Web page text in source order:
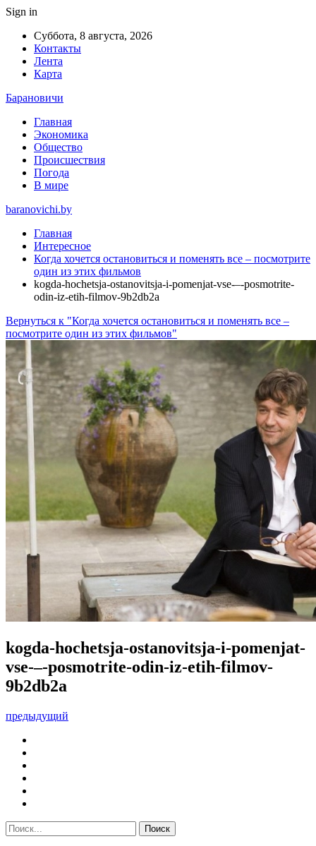
Sign in
Суббота, 8 августа, 2026
Контакты
Лента
Карта
Барановичи
Главная
Экономика
Общество
Происшествия
Погода
В мире
baranovichi.by
Главная
Интересное
Когда хочется остановиться и поменять все ‒ посмотрите
один из этих фильмов
kogda-hochetsja-ostanovitsja-i-pomenjat-vse-‒-posmotrite-
odin-iz-etih-filmov-9b2db2a
Вернуться к "Когда хочется остановиться и поменять все ‒
посмотрите один из этих фильмов"
kogda-hochetsja-ostanovitsja-i-pomenjat-
vse-‒-posmotrite-odin-iz-etih-filmov-
9b2db2a
предыдущий